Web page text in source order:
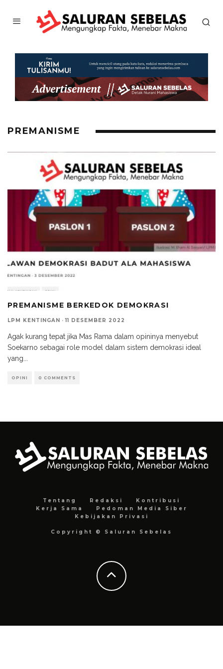
PREMANISME
PREMANISME BERKEDOK DEMOKRASI
LPM KENTINGAN · 11 DESEMBER 2022
Agak kurang tepat jika Mas Rama dalam opininya menyebut
Soekarno sebagai role model dalam sistem demokrasi ideal
yang
OPINI 0 COMMENTS
Tentang Redaksi
Kontribusi
Kerja Sama
Pedoman Media Siber
Kebijakan Privasi
Copyright © Saluran Sebelas